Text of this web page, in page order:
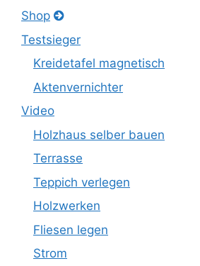
Shop
Testsieger
Kreidetafel magnetisch
Aktenvernichter
Video
Holzhaus selber bauen
Terrasse
Teppich verlegen
Holzwerken
Fliesen legen
Strom